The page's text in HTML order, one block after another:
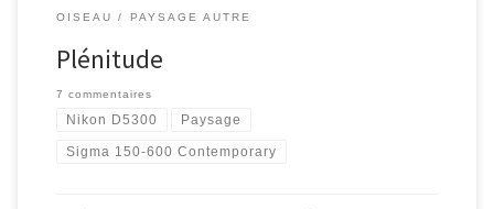
OISEAU PAYSAGE AUTRE
Plénitude
7 commentaires
Nikon D5300 Paysage
Sigma 150-600 Contemporary